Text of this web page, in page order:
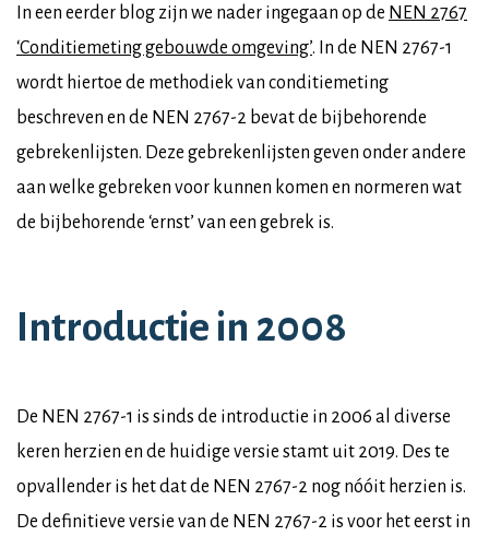
In een eerder blog zijn we nader ingegaan op de NEN 2767
‘Conditiemeting gebouwde omgeving’. In de NEN 2767-1
wordt hiertoe de methodiek van conditiemeting
beschreven en de NEN 2767-2 bevat de bijbehorende
gebrekenlijsten. Deze gebrekenlijsten geven onder andere
aan welke gebreken voor kunnen komen en normeren wat
de bijbehorende ‘ernst’ van een gebrek is.
Introductie in 2008
De NEN 2767-1 is sinds de introductie in 2006 al diverse
keren herzien en de huidige versie stamt uit 2019. Des te
opvallender is het dat de NEN 2767-2 nog nóóit herzien is.
De definitieve versie van de NEN 2767-2 is voor het eerst in